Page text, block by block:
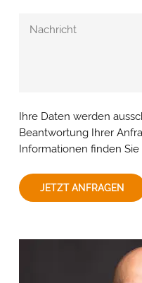
Ihre Daten werden
Beantwortung Ihrer
Informationen finden
JETZT ANFRAGEN